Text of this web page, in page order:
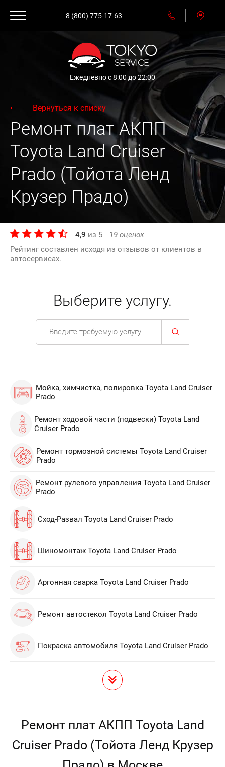
8 (800) 775-17-63
Ежедневно с 8:00 до 22:00
Вернуться к списку
Ремонт плат АКПП
Toyota Land Cruiser
Prado (Тойота Ленд
Крузер Прадо)
4,9 из 5 19 оценок
Рейтинг составлен исходя из отзывов от клиентов в
автосервисах.
Выберите услугу.
Мойка, химчистка, полировка Toyota Land Cruiser
Prado
Ремонт ходовой части (подвески) Toyota Land
Cruiser Prado
Ремонт тормозной системы Toyota Land Cruiser
Prado
Ремонт рулевого управления Toyota Land Cruiser
Prado
Сход-Развал Toyota Land Cruiser Prado
Шиномонтаж Toyota Land Cruiser Prado
Аргонная сварка Toyota Land Cruiser Prado
Ремонт автостекол Toyota Land Cruiser Prado
Покраска автомобиля Toyota Land Cruiser Prado
Ремонт плат АКПП Toyota Land
Cruiser Prado (Тойота Ленд Крузер